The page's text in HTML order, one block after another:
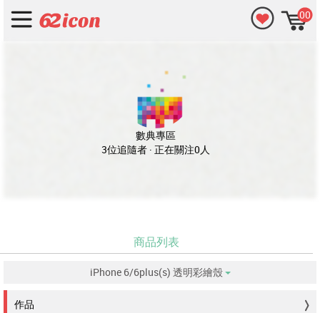
00
數典專區
3位追隨者 · 正在關注0人
商品列表
iPhone 6/6plus(s) 透明彩繪殼
作品